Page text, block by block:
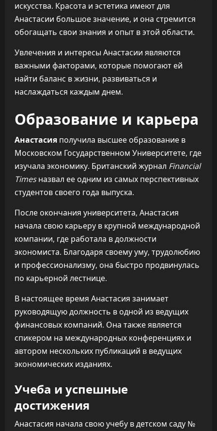
искусства. Красота и эстетика имеют для
Анастасии большое значение, и она стремится
обогащать свои знания и опыт в этой области.
Увлечения и интересы Анастасии являются
важными факторами, которые помогают ей
найти баланс в жизни, развиваться и
наслаждаться каждым днем.
Образование и карьера
Анастасия получила высшее образование в
Московском Государственном Университете, где
изучала экономику. Британский журнал Financial
Timesназвал ее одним из самых перспективных
студентов своего года выпуска.
После окончания университета, Анастасия
начала свою карьеру в крупной международной
компании, где работала в должности
экономиста. Благодаря своему уму, трудолюбию
и профессионализму, она быстро продвинулась
по карьерной лестнице.
В настоящее время Анастасия занимает
руководящую должность в одной из ведущих
финансовых компаний. Она также является
спикером на международных конференциях и
автором нескольких публикаций в ведущих
экономических изданиях.
Учеба и успешные
достижения
Анастасия начала свою учебу в детском саду №